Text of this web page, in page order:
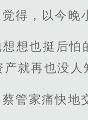
得，以今晚
想也挺后怕
就再也没人
管家痛快地